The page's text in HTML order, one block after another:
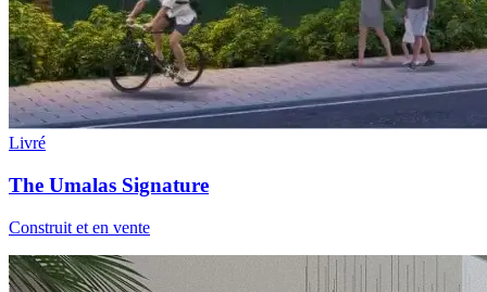
Livré
The Umalas Signature
Construit et en vente